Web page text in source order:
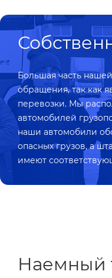
Большая часть
обращения, так как
перевозки. Мы
автомобилей
наши автомобили
опасных грузов, а
имеют
Наемный